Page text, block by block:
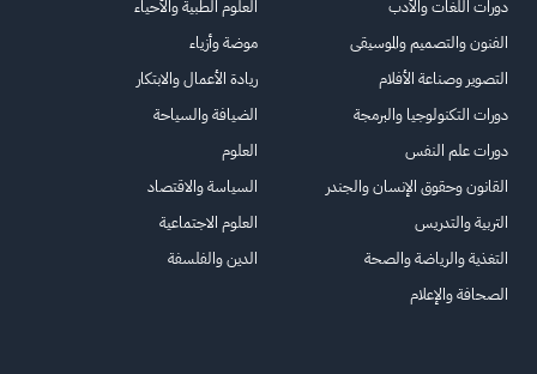
دورات اللغات والأدب
الفنون والتصميم والموسيقى
التصوير وصناعة الأفلام
دورات التكنولوجيا والبرمجة
دورات علم النفس
القانون وحقوق الإنسان والجندر
التربية والتدريس
التغذية والرياضة والصحة
الصحافة والإعلام
العلوم الطبية والأحياء
موضة وأزياء
ريادة الأعمال والابتكار
الضيافة والسياحة
العلوم
السياسة والاقتصاد
العلوم الاجتماعية
الدين والفلسفة